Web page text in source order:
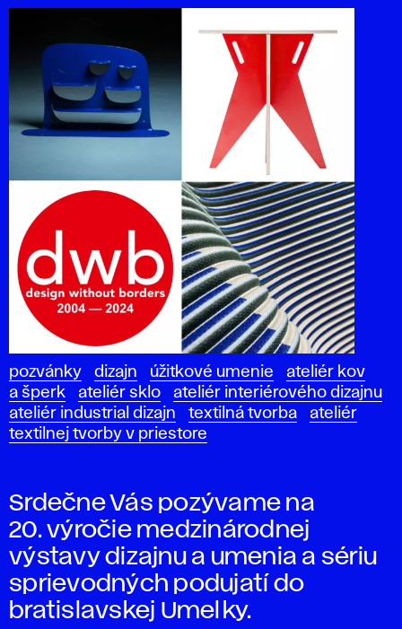
pozvánky dizajn úžitkové umenie
ateliér kov
a šperk
ateliér sklo
ateliér interiérového dizajnu
ateliér industrial dizajn
textilná tvorba
ateliér
textilnej tvorby v priestore
Srdečne Vás pozývame na
20. výročie medzinárodnej
výstavy dizajnu a umenia a sériu
sprievodných podujatí do
bratislavskej Umelky.